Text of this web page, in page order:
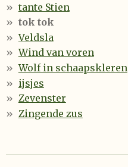
tante Stien
tok tok
Veldsla
Wind van voren
Wolf in schaapskleren
ijsjes
Zevenster
Zingende zus